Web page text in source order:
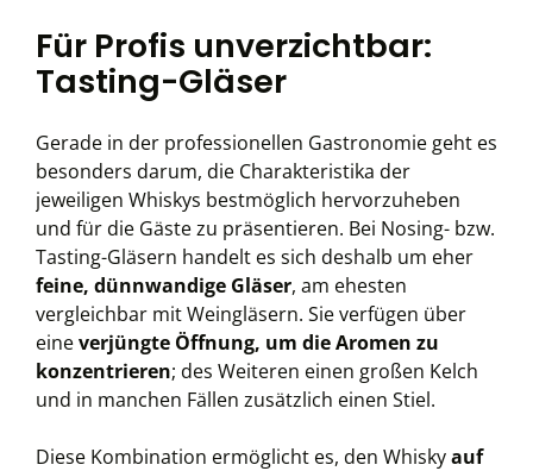
Für Profis unverzichtbar:
Tasting-Gläser
Gerade in der professionellen Gastronomie geht es
besonders darum, die Charakteristika der
jeweiligen Whiskys bestmöglich hervorzuheben
und für die Gäste zu präsentieren. Bei Nosing- bzw.
Tasting-Gläsern handelt es sich deshalb um eher
feine, dünnwandige Gläser, am ehesten
vergleichbar mit Weingläsern. Sie verfügen über
eineverjüngte Öffnung, um die Aromen zu
konzentrieren; des Weiteren einen großen Kelch
und in manchen Fällen zusätzlich einen Stiel.
Diese Kombination ermöglicht es, den Whiskyauf